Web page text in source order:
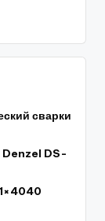
сварки
Denzel DS-